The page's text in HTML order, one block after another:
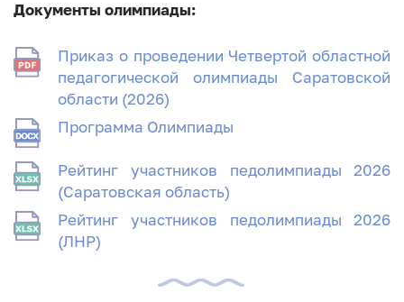
Документы олимпиады:
Приказ о проведении Четвертой областной
педагогической олимпиады Саратовской
области (2026)
Программа Олимпиады
Рейтинг участников педолимпиады 2026
(Саратовская область)
Рейтинг участников педолимпиады 2026
(ЛНР)